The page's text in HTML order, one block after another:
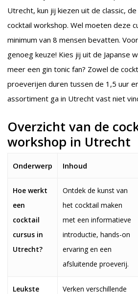
Utrecht, kun jij kiezen uit de classic,
cocktail workshop. Wel moeten deze
minimum van 8 mensen bevatten.
genoeg keuze! Kies jij uit de Japanse
meer een gin tonic fan? Zowel de
proeverijen duren tussen de 1,5 uur
assortiment ga in Utrecht vast niet
Overzicht van de
workshop in Utrecht
Onderwerp Inhoud
Hoe werkt
een
cocktail
cursus in
Utrecht?
Ontdek de kunst van
het cocktail maken
met een informatieve
introductie, hands-on
ervaring en een
afsluitende proeverij.
Leukste
Verken verschillende